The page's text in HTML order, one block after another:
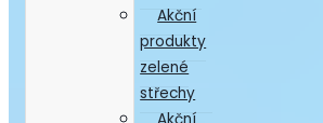
Akční
produkty
zelené
střechy